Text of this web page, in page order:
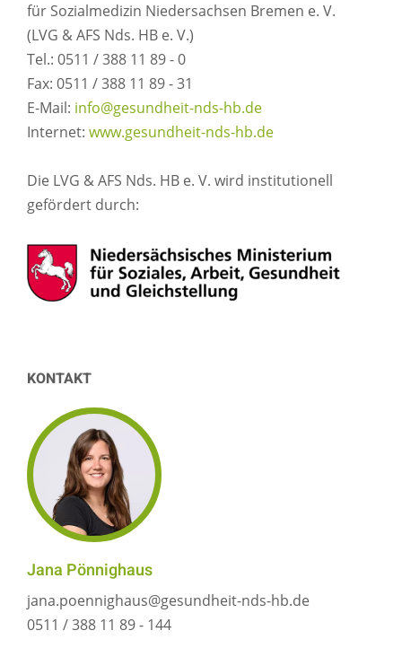
für Sozialmedizin Niedersachsen Bremen e. V.
(LVG & AFS Nds. HB e. V.)
Tel.: 0511 / 388 11 89 - 0
Fax: 0511 / 388 11 89 - 31
E-Mail: info@gesundheit-nds-hb.de
Internet: www.gesundheit-nds-hb.de
Die LVG & AFS Nds. HB e. V. wird institutionell
gefördert durch:
KONTAKT
Jana Pönnighaus
jana.poennighaus@gesundheit-nds-hb.de
0511 / 388 11 89 - 144